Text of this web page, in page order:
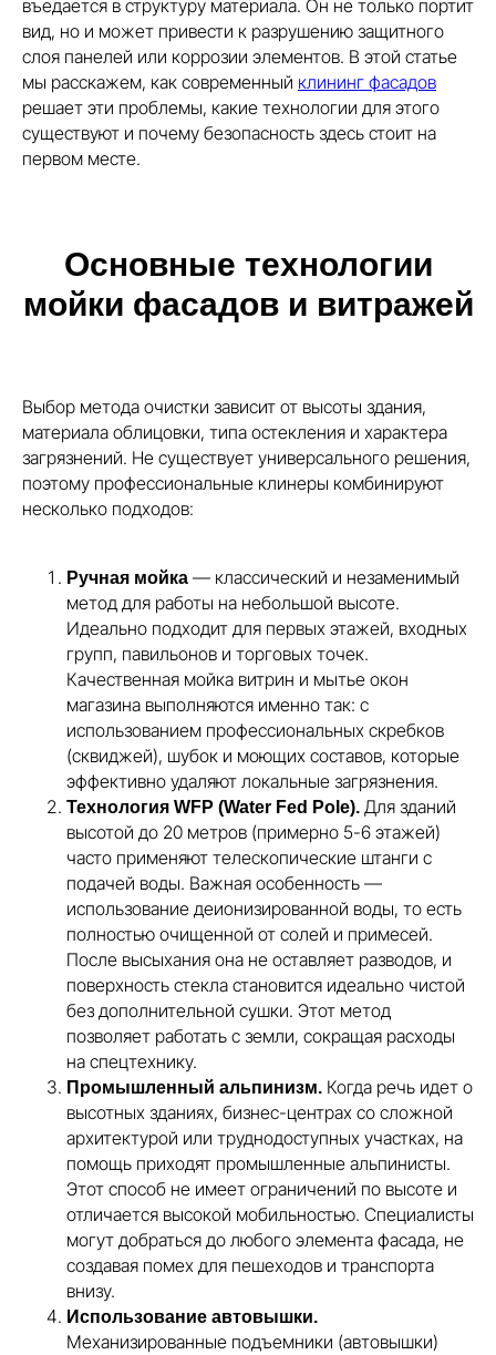
въедается в структуру материала. Он не только портит
вид, но и может привести к разрушению защитного
слоя панелей или коррозии элементов. В этой статье
мы расскажем, как современный клининг фасадов
решает эти проблемы, какие технологии для этого
существуют и почему безопасность здесь стоит на
первом месте.
Основные технологии
мойки фасадов и витражей
Выбор метода очистки зависит от высоты здания,
материала облицовки, типа остекления и характера
загрязнений. Не существует универсального решения,
поэтому профессиональные клинеры комбинируют
несколько подходов:
Ручная мойка — классический и незаменимый
метод для работы на небольшой высоте.
Идеально подходит для первых этажей, входных
групп, павильонов и торговых точек.
Качественная мойка витрин и мытье окон
магазина выполняются именно так: с
использованием профессиональных скребков
(сквиджей), шубок и моющих составов, которые
эффективно удаляют локальные загрязнения.
Технология WFP (Water Fed Pole). Для зданий
высотой до 20 метров (примерно 5-6 этажей)
часто применяют телескопические штанги с
подачей воды. Важная особенность —
использование деионизированной воды, то есть
полностью очищенной от солей и примесей.
После высыхания она не оставляет разводов, и
поверхность стекла становится идеально чистой
без дополнительной сушки. Этот метод
позволяет работать с земли, сокращая расходы
на спецтехнику.
Промышленный альпинизм. Когда речь идет о
высотных зданиях, бизнес-центрах со сложной
архитектурой или труднодоступных участках, на
помощь приходят промышленные альпинисты.
Этот способ не имеет ограничений по высоте и
отличается высокой мобильностью. Специалисты
могут добраться до любого элемента фасада, не
создавая помех для пешеходов и транспорта
внизу.
Использование автовышки.
Механизированные подъемники (автовышки)